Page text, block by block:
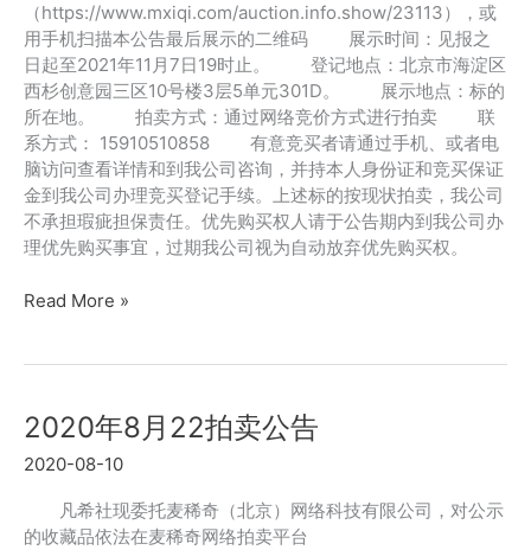
（https://www.mxiqi.com/auction.info.show/23113），或
用手机扫描本公告最后展示的二维码 展示时间：见报之
日起至2021年11月7日19时止。 登记地点：北京市海淀区
西杉创意园三区10号楼3层5单元301D。 展示地点：标的
所在地。 拍卖方式：通过网络竞价方式进行拍卖 联
系方式： 15910510858 有意竞买者请通过手机、或者电
脑访问查看详情和到我公司咨询，并持本人身份证和竞买保证
金到我公司办理竞买登记手续。上述标的按现状拍卖，我公司
不承担瑕疵担保责任。优先购买权人请于公告期内到我公司办
理优先购买事宜，过期我公司视为自动放弃优先购买权。
2021
日
拍
告
Read More »
2020年8月22拍卖公告
2020-08-10
凡希社现委托麦稀奇（北京）网络科技有限公司，对公示
的收藏品依法在麦稀奇网络拍卖平台